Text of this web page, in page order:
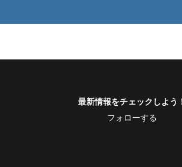
最新情報をチェックしよう
フォローする